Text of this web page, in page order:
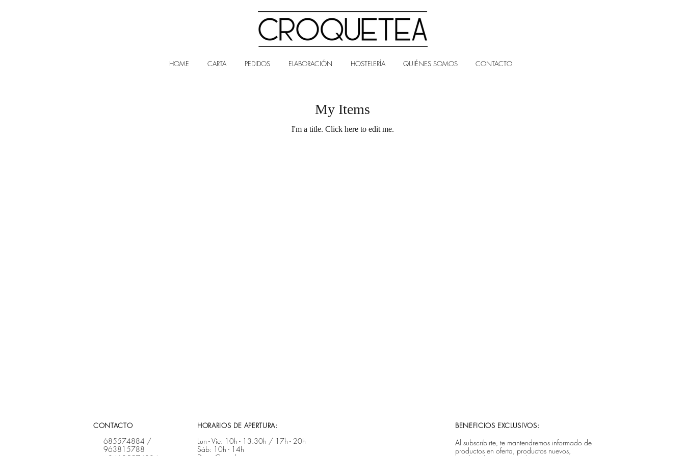
HOME CARTA PEDIDOS ELABORACIÓN HOSTELERÍA QUIÉNES SOMOS CONTACTO
My Items
I'm a title. ​Click here to edit me.
CONTACTO
685574884 /
963815788
HORARIOS DE APERTURA:
Lun - Vie: 10h - 13.30h / 17h - 20h ​​
Sáb: 10h - 14h
BENEFICIOS EXCLUSIVOS:
Al subscribirte, te mantendremos informado de
productos en oferta, productos nuevos,